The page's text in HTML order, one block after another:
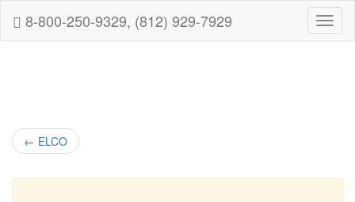
8-800-250-9329, (812) 929-7929
← ELCO